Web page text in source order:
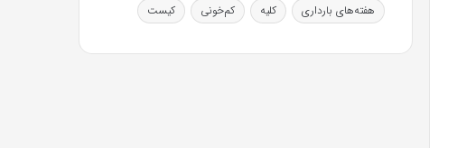
هفته‌های بارداری
کلیه کم‌خونی کیست